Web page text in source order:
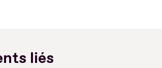
liés